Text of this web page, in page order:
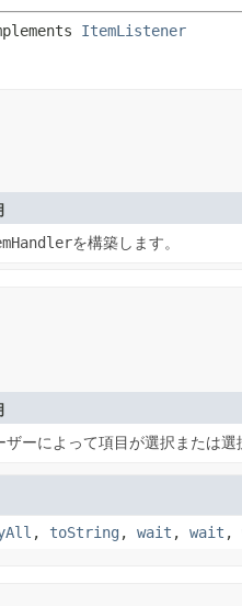
ItemListener
を構築します。
ザーによって項目が選択または選
, toString , wait , wait ,